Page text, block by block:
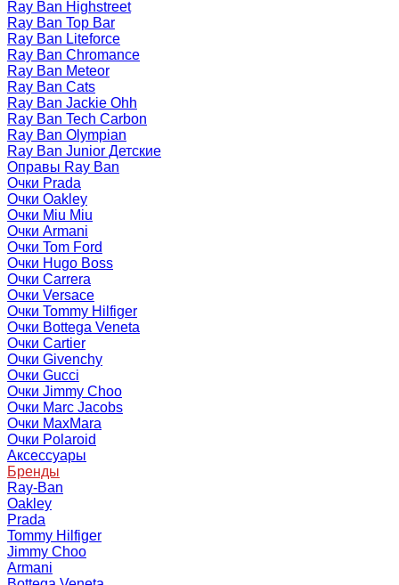
Ray Ban Highstreet
Ray Ban Top Bar
Ray Ban Liteforce
Ray Ban Chromance
Ray Ban Meteor
Ray Ban Cats
Ray Ban Jackie Ohh
Ray Ban Tech Carbon
Ray Ban Olympian
Ray Ban Junior Детские
Оправы Ray Ban
Очки Prada
Очки Oakley
Очки Miu Miu
Очки Armani
Очки Tom Ford
Очки Hugo Boss
Очки Carrera
Очки Versace
Очки Tommy Hilfiger
Очки Bottega Veneta
Очки Cartier
Очки Givenchy
Очки Gucci
Очки Jimmy Choo
Очки Marc Jacobs
Очки MaxMara
Очки Polaroid
Аксессуары
Бренды
Ray-Ban
Oakley
Prada
Tommy Hilfiger
Jimmy Choo
Armani